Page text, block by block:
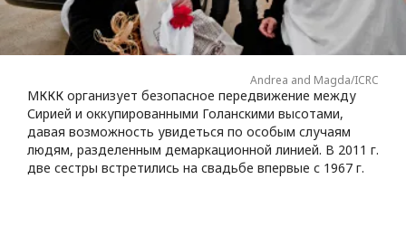
Andrea and Magda/ICRC
МККК организует безопасное передвижение между
Сирией и оккупированными Голанскими высотами,
давая возможность увидеться по особым случаям
людям, разделенным демаркационной линией. В 2011 г.
две сестры встретились на свадьбе впервые с 1967 г.